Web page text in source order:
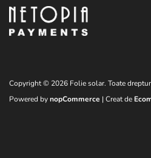
Copyright © 2026 Folie solar. Toate
Powered bynopCommerce | Creat de